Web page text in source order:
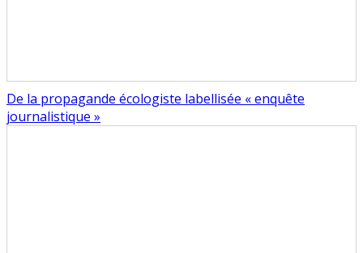
De la propagande écologiste labellisée « enquête
journalistique »